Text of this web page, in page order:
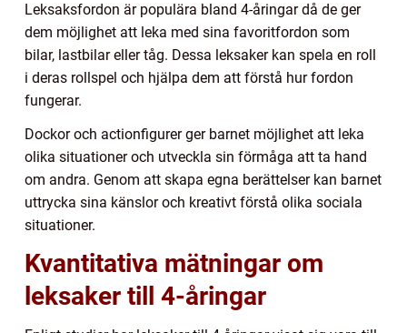
Leksaksfordon är populära bland 4-åringar då de ger
dem möjlighet att leka med sina favoritfordon som
bilar, lastbilar eller tåg. Dessa leksaker kan spela en roll
i deras rollspel och hjälpa dem att förstå hur fordon
fungerar.
Dockor och actionfigurer ger barnet möjlighet att leka
olika situationer och utveckla sin förmåga att ta hand
om andra. Genom att skapa egna berättelser kan barnet
uttrycka sina känslor och kreativt förstå olika sociala
situationer.
Kvantitativa mätningar om
leksaker till 4-åringar